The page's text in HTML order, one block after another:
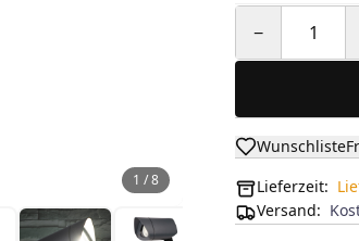
1 /8
− 1
Wunschliste
Lieferzeit:
Versand: